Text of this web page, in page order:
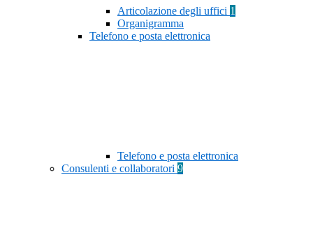
Articolazione degli uffici 1
Organigramma
Telefono e posta elettronica
Telefono e posta elettronica
Consulenti e collaboratori 9